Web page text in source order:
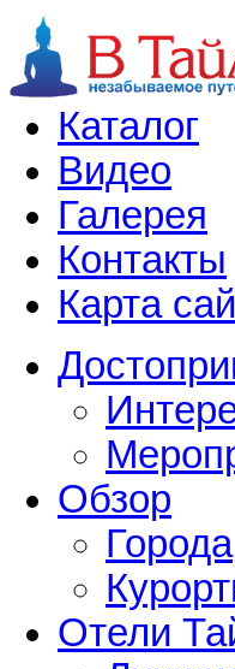
Каталог
Видео
Галерея
Контакты
Карта
Обзор
Города
Отели